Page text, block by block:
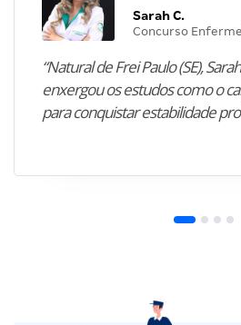
Sarah C.
Concurso
“Natural de Frei Paulo (SE),
enxergou os estudos como o
para conquistar estabilidade